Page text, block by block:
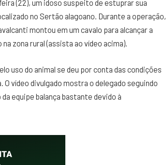
(22), um idoso suspeito de estuprar sua
no Sertão alagoano. Durante a operação,
montou em um cavalo para alcançar a
zona rural (assista ao vídeo acima).
uso do animal se deu por conta das condições
vídeo divulgado mostra o delegado seguindo
equipe balança bastante devido à